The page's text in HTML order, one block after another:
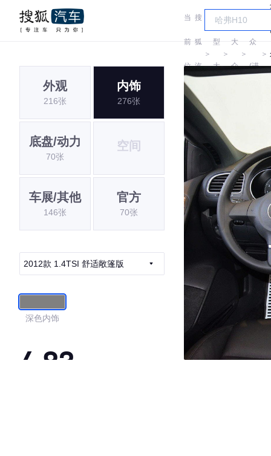
当
前
位
置:
搜
狐
汽
＞
车
型
大
＞
大
众
＞
众
(进
＞
外观
216张
内饰
276张
底盘/动力
70张
空间
车展/其他
146张
官方
70张
2012款 1.4TSI 舒适敞篷版
深色内饰
4.83